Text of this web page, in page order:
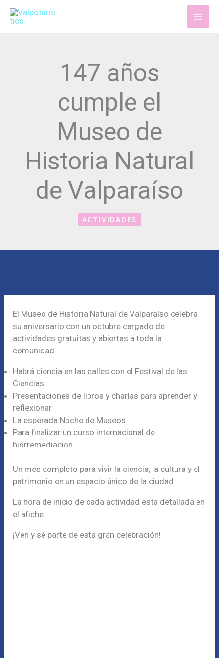
147 años
cumple el
Museo de
Historia Natural
de Valparaíso
ACTIVIDADES
El Museo de Historia Natural de Valparaíso celebra
su aniversario con un octubre cargado de
actividades gratuitas y abiertas a toda la
comunidad.
Habrá ciencia en las calles con el Festival de las
Ciencias
Presentaciones de libros y charlas para aprender y
reflexionar
La esperada Noche de Museos
Para finalizar un curso internacional de
biorremediación
Un mes completo para vivir la ciencia, la cultura y el
patrimonio en un espacio único de la ciudad.
La hora de inicio de cada actividad esta detallada en
el afiche.
¡Ven y sé parte de esta gran celebración!